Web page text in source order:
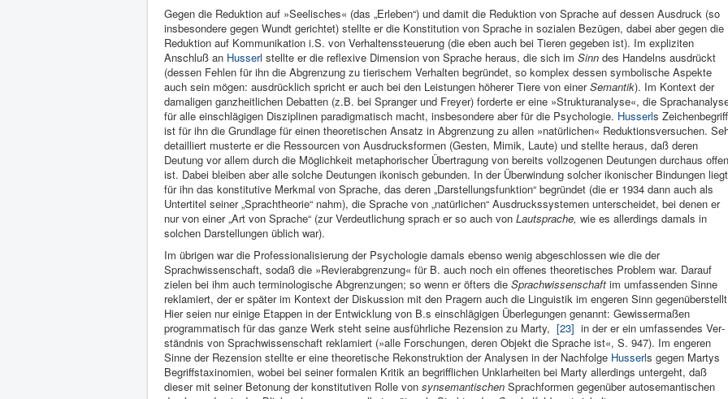
Gegen die Reduktion auf »Seelisches« (das „Erleben“) und damit die Reduktion von Sprache auf dessen Ausdruck (so
insbesondere gegen Wundt gerichtet) stellte er die Konstitution von Sprache in sozialen Bezügen, dabei aber gegen die
Reduktion auf Kommunikation i.S. von Verhaltenssteuerung (die eben auch bei Tieren gegeben ist). Im expliziten
Anschluß an Husserl stellte er die reflexive Dimension von Sprache heraus, die sich im Sinn des Handelns ausdrückt
(dessen Fehlen für ihn die Abgrenzung zu tierischem Verhalten begründet, so komplex dessen symbolische Aspekte
auch sein mögen: ausdrücklich spricht er auch bei den Leistungen höherer Tiere von einerSemantik). Im Kontext der
damaligen ganzheitlichen Debatten (z.B. bei Spranger und Freyer) forderte er eine »Strukturanalyse«, die
für alle einschlägigen Disziplinen paradigmatisch macht, insbesondere aber für die Psychologie. Husserls Zeichenbegriff
ist für ihn die Grundlage für einen theoretischen Ansatz in Abgrenzung zu allen »natürlichen« Reduktionsversuchen.
detailliert musterte er die Ressourcen von Ausdrucksformen (Gesten, Mimik, Laute) und stellte heraus, daß deren
Deutung vor allem durch die Möglichkeit metaphorischer Übertragung von bereits vollzogenen Deutungen durchaus offen
ist. Dabei bleiben aber alle solche Deutungen ikonisch gebunden. In der Überwindung solcher ikonischer Bindungen liegt
für ihn das konstitutive Merkmal von Sprache, das deren „Darstellungsfunktion“ begründet (die er 1934 dann auch als
Untertitel seiner „Sprachtheorie“ nahm), die Sprache von „natürlichen“ Ausdruckssystemen unterscheidet, bei denen er
nur von einer „Art von Sprache“ (zur Verdeutlichung sprach er so auch von Lautsprache, wie es allerdings damals in
solchen Darstellungen üblich war).
Im übrigen war die Professionalisierung der Psychologie damals ebenso wenig abgeschlossen wie die der
Sprachwissenschaft, sodaß die »Revierabgrenzung« für B. auch noch ein offenes theoretisches Problem war. Darauf
zielen bei ihm auch terminologische Abgrenzungen; so wenn er öfters die Sprachwissenschaft im umfassenden Sinne
reklamiert, der er später im Kontext der Diskussion mit den Pragern auch die Linguistik im engeren Sinn
Hier seien nur einige Etappen in der Entwicklung von B.s einschlägigen Überlegungen genannt: Gewisserma­ßen
programma­tisch für das ganze Werk steht seine aus­führliche Rezen­sion zu Marty, [23] in der er ein umfassendes Ver­
ständnis von Sprach­wissenschaft re­klamiert (»alle Forschun­gen, deren Objekt die Spra­che ist«, S. 947). Im engeren
Sinne der Rezension stellte er eine theoreti­sche Rekon­struktion der Analysen in der Nach­folge Husserls gegen Mar­tys
Begriffstaxinomien, wobei bei seiner formalen Kritik an begrifflichen Unklarheiten bei Marty allerdings untergeht, daß
dieser mit seiner Betonung der konstitutiven Rolle von synsemantischen Sprachformen gegenüber autosemantischen